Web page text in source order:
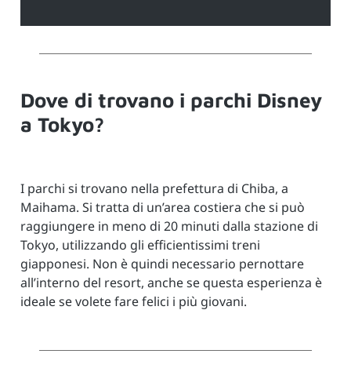
Dove di trovano i parchi Disney
a Tokyo?
I parchi si trovano nella prefettura di Chiba, a
Maihama. Si tratta di un’area costiera che si può
raggiungere in meno di 20 minuti dalla stazione di
Tokyo, utilizzando gli efficientissimi treni
giapponesi. Non è quindi necessario pernottare
all’interno del resort, anche se questa esperienza è
ideale se volete fare felici i più giovani.